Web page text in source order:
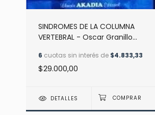
SINDROMES DE LA COLUMNA
VERTEBRAL - Oscar Granillo
6 cuotas sin interés de $4.833,33
$29.000,00
DETALLES